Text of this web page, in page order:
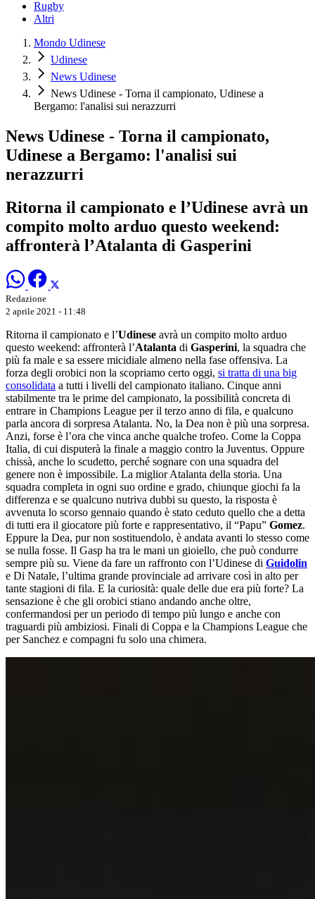
Rugby
Altri
Mondo Udinese
Udinese
News Udinese
News Udinese - Torna il campionato, Udinese a
Bergamo: l'analisi sui nerazzurri
News Udinese - Torna il campionato,
Udinese a Bergamo: l'analisi sui
nerazzurri
Ritorna il campionato e l’Udinese avrà un
compito molto arduo questo weekend:
affronterà l’Atalanta di Gasperini
Redazione
2 aprile 2021 - 11:48
Ritorna il campionato e l’Udinese avrà un compito molto arduo
questo weekend: affronterà l’Atalanta di Gasperini, la squadra che
più fa male e sa essere micidiale almeno nella fase offensiva. La
forza degli orobici non la scopriamo certo oggi, si tratta di una big
consolidata a tutti i livelli del campionato italiano. Cinque anni
stabilmente tra le prime del campionato, la possibilità concreta di
entrare in Champions League per il terzo anno di fila, e qualcuno
parla ancora di sorpresa Atalanta. No, la Dea non è più una sorpresa.
Anzi, forse è l’ora che vinca anche qualche trofeo. Come la Coppa
Italia, di cui disputerà la finale a maggio contro la Juventus. Oppure
chissà, anche lo scudetto, perché sognare con una squadra del
genere non è impossibile. La miglior Atalanta della storia. Una
squadra completa in ogni suo ordine e grado, chiunque giochi fa la
differenza e se qualcuno nutriva dubbi su questo, la risposta è
avvenuta lo scorso gennaio quando è stato ceduto quello che a detta
di tutti era il giocatore più forte e rappresentativo, il “Papu” Gomez.
Eppure la Dea, pur non sostituendolo, è andata avanti lo stesso come
se nulla fosse. Il Gasp ha tra le mani un gioiello, che può condurre
sempre più su. Viene da fare un raffronto con l’Udinese di Guidolin
e Di Natale, l’ultima grande provinciale ad arrivare così in alto per
tante stagioni di fila. E la curiosità: quale delle due era più forte? La
sensazione è che gli orobici stiano andando anche oltre,
confermandosi per un periodo di tempo più lungo e anche con
traguardi più ambiziosi. Finali di Coppa e la Champions League che
per Sanchez e compagni fu solo una chimera.